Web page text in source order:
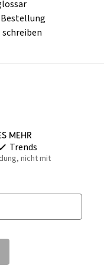
schreiben
mehr
Trends
nicht mit